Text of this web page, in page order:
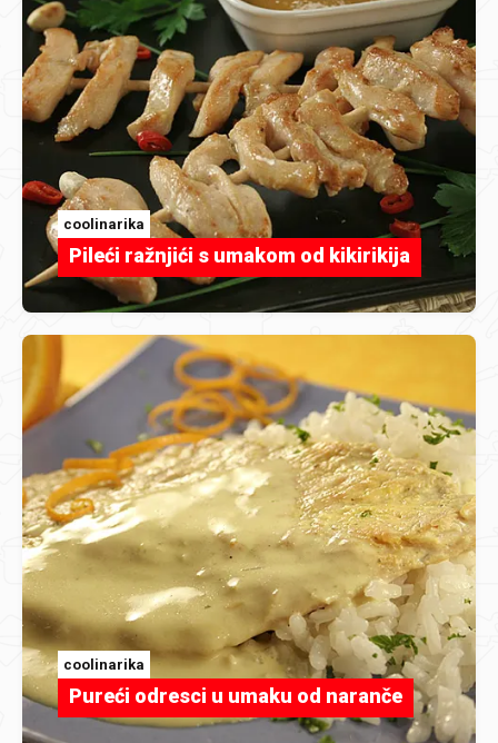
coolinarika
Pileći ražnjići s umakom od kikirikija
coolinarika
Pureći odresci u umaku od naranče